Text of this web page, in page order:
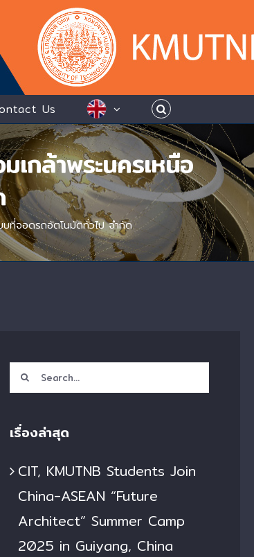
Us
กล้าพระนครเหนือ
บที่จอดรถอัตโนมัติทั่วไป จำกัด
Search
for:
เรื่องล่าสุด
CIT, KMUTNB Students Join
China-ASEAN “Future
Architect” Summer Camp
2025 in Guiyang, China